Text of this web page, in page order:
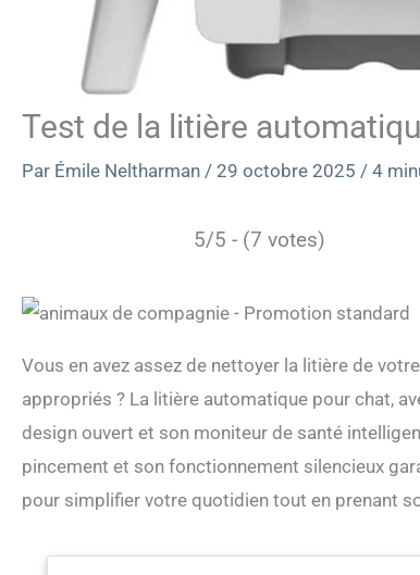
Test de la litière
Par Émile Neltharman / 29 octobre 2025 / 4
5/5 - (7 votes)
Vous en avez assez de nettoyer la litière de
appropriés ? La litière automatique pour chat,
design ouvert et son moniteur de santé
pincement et son fonctionnement silencieux
pour simplifier votre quotidien tout en prenant